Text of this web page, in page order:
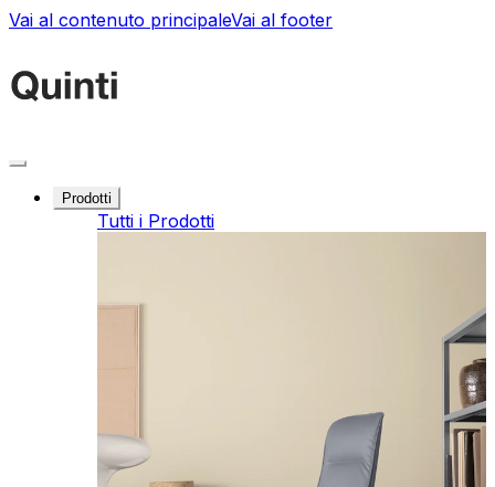
Vai al contenuto principaleVai al footer
Prodotti
Tutti i Prodotti